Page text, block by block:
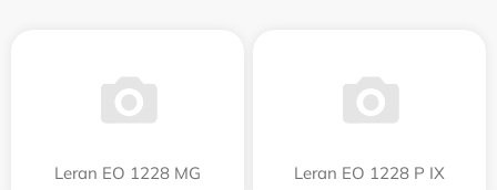
Leran EO 1228 MG Leran EO 1228 P IX